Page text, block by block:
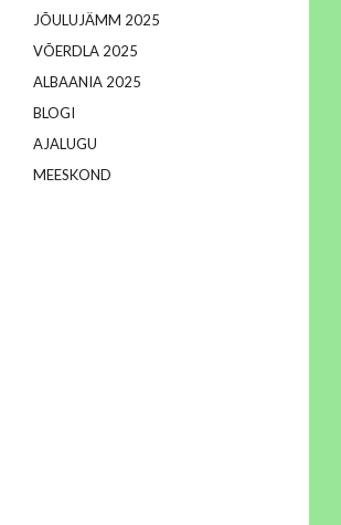
JÕULUJÄMM 2025
VÕERDLA 2025
ALBAANIA 2025
BLOGI
AJALUGU
MEESKOND